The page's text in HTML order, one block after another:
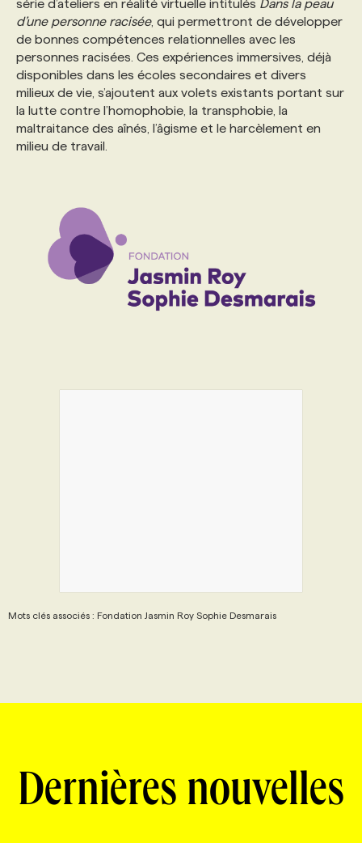
série d’ateliers en réalité virtuelle intitulés Dans la peau
d’une personne racisée, qui permettront de développer
de bonnes compétences relationnelles avec les
personnes racisées. Ces expériences immersives, déjà
disponibles dans les écoles secondaires et divers
milieux de vie, s’ajoutent aux volets existants portant sur
la lutte contre l’homophobie, la transphobie, la
maltraitance des aînés, l’âgisme et le harcèlement en
milieu de travail.
Mots clés associés : Fondation Jasmin Roy Sophie Desmarais
Dernières nouvelles